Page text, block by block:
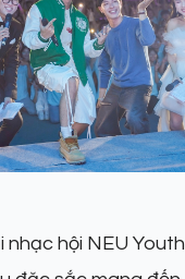
nhạc hội NEU